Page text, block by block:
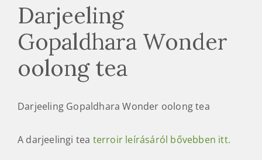
Darjeeling
Gopaldhara Wonder
oolong tea
Darjeeling Gopaldhara Wonder oolong tea
A darjeelingi tea terroir leírásáról bővebben itt.